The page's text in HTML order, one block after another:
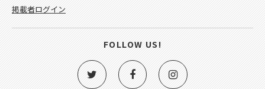
掲載者ログイン
FOLLOW US!